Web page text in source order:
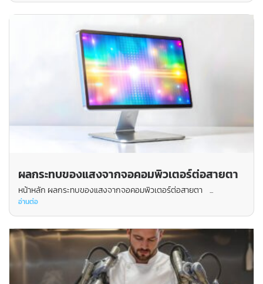
ผลกระทบของแสงจากจอคอมพิวเตอร์ต่อสายตา
หน้าหลัก ผลกระทบของแสงจากจอคอมพิวเตอร์ต่อสายตา ...
อ่านต่อ